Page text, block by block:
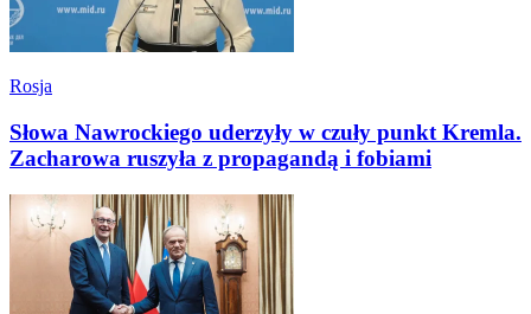
Rosja
Słowa Nawrockiego uderzyły w czuły punkt Kremla.
Zacharowa ruszyła z propagandą i fobiami